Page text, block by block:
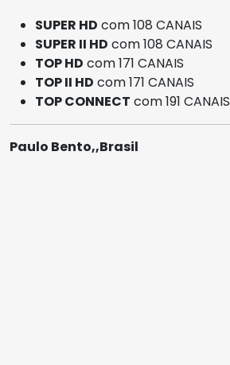
SUPER HD com 108 CANAIS
SUPER II HD com 108 CANAIS
TOP HD com 171 CANAIS
TOP II HD com 171 CANAIS
TOP CONNECT com 191 CANAIS
Paulo Bento,,Brasil